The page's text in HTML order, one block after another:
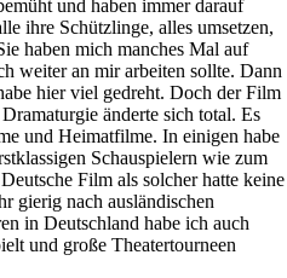
und haben immer darauf
ihre Schützlinge, alles umsetzen,
haben mich manches Mal auf
weiter an mir arbeiten sollte. Dann
hier viel gedreht. Doch der Film
änderte sich total. Es
und Heimatfilme. In einigen habe
Schauspielern wie zum
Film als solcher hatte keine
gierig nach ausländischen
in Deutschland habe ich auch
und große Theatertourneen